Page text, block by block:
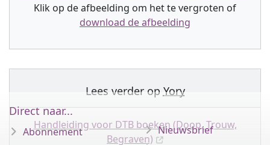
Klik op de afbeelding om het te vergroten of
download de afbeelding
Lees verder op Yory
Handleiding voor DTB boeken (Doop, Trouw,
Begraven)
Direct naar...
Abonnement
Nieuwsbrief